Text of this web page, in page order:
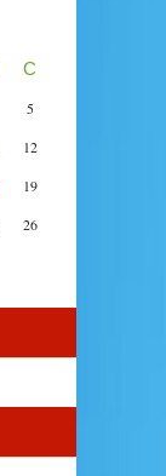
С
5
12
19
26